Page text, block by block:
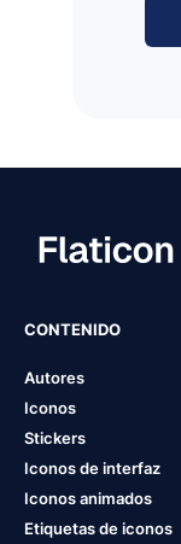
CONTENIDO
Autores
Iconos
Stickers
Iconos de interfaz
Iconos animados
Etiquetas de iconos